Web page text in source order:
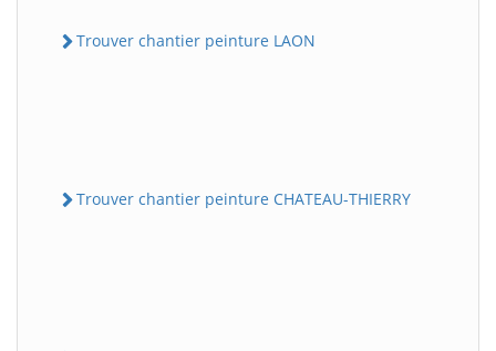
Trouver chantier peinture LAON
Trouver chantier peinture CHATEAU-THIERRY